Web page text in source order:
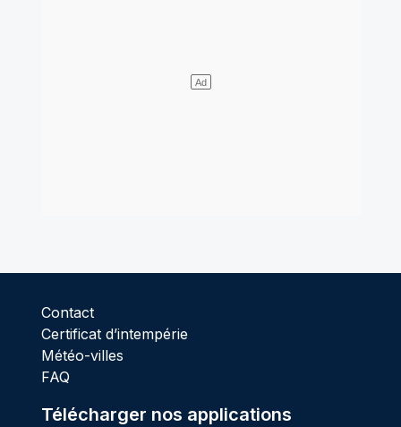
Contact
Certificat d’intempérie
Météo-villes
FAQ
Télécharger nos applications